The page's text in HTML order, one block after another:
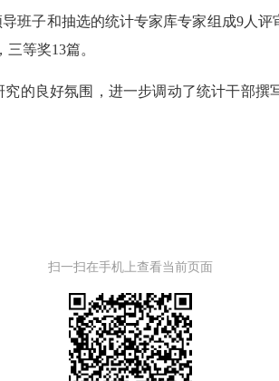
班子和抽选的统计专家库专家组成9人评
三等奖13篇。
的良好氛围，进一步调动了统计干部撰
扫一扫在手机上查看当前页面